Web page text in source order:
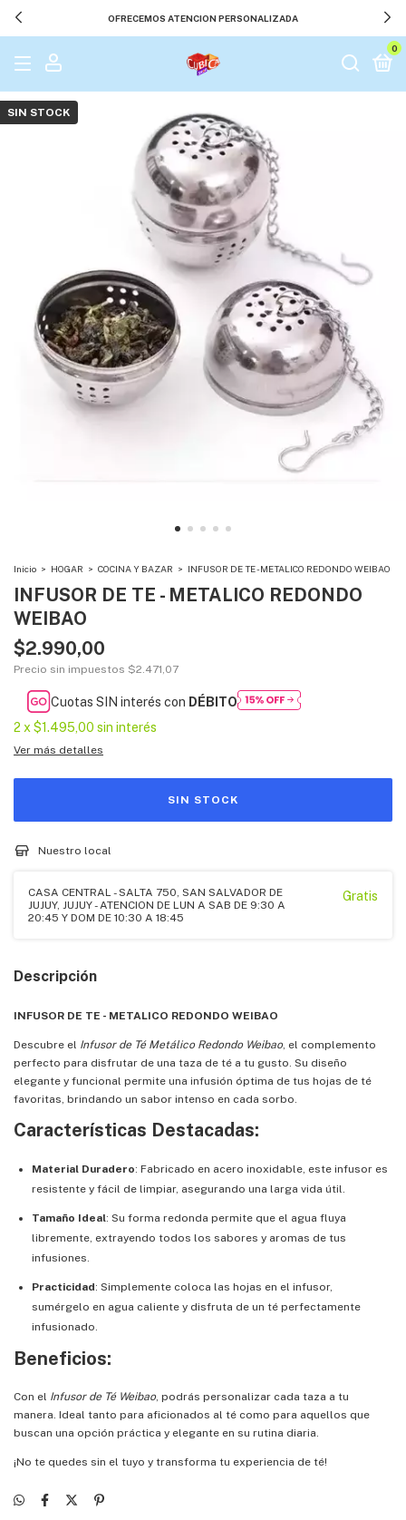
OFRECEMOS ATENCION PERSONALIZADA
0
SIN STOCK
Inicio > HOGAR > COCINA Y BAZAR > INFUSOR DE TE - METALICO REDONDO WEIBAO
INFUSOR DE TE - METALICO REDONDO
WEIBAO
$2.990,00
Precio sin impuestos $2.471,07
Cuotas SIN interés con DÉBITO
2x$1.495,00 sin interés
Ver más detalles
Nuestro local
CASA CENTRAL - SALTA 750, SAN SALVADOR DE
JUJUY, JUJUY - ATENCION DE LUN A SAB DE 9:30 A
20:45 Y DOM DE 10:30 A 18:45
Gratis
Descripción
INFUSOR DE TE - METALICO REDONDO WEIBAO
Descubre el Infusor de Té Metálico Redondo Weibao, el complemento
perfecto para disfrutar de una taza de té a tu gusto. Su diseño
elegante y funcional permite una infusión óptima de tus hojas de té
favoritas, brindando un sabor intenso en cada sorbo.
Características Destacadas:
Material Duradero: Fabricado en acero inoxidable, este infusor es
resistente y fácil de limpiar, asegurando una larga vida útil.
Tamaño Ideal: Su forma redonda permite que el agua fluya
libremente, extrayendo todos los sabores y aromas de tus
infusiones.
Practicidad: Simplemente coloca las hojas en el infusor,
sumérgelo en agua caliente y disfruta de un té perfectamente
infusionado.
Beneficios:
Con el Infusor de Té Weibao, podrás personalizar cada taza a tu
manera. Ideal tanto para aficionados al té como para aquellos que
buscan una opción práctica y elegante en su rutina diaria.
¡No te quedes sin el tuyo y transforma tu experiencia de té!